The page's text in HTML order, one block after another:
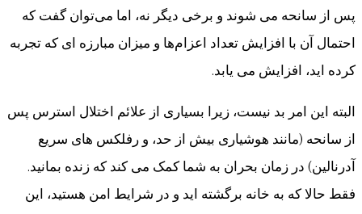
پس از سانحه می شوند و برخی دیگر نه، اما می‌توان گفت که
احتمال آن با افزایش تعداد اعزام‌ها و میزان مبارزه ای که تجربه
کرده اید، افزایش می یابد.
البته این امر بد نیست، زیرا بسیاری از علائم اختلال استرس پس
از سانحه (مانند هوشیاری بیش از حد، و رفلکس های سریع
آدرنالین) در زمان بحران به شما کمک می کند که زنده بمانید.
فقط حالا که به خانه برگشته اید و در شرایط امن هستید، این